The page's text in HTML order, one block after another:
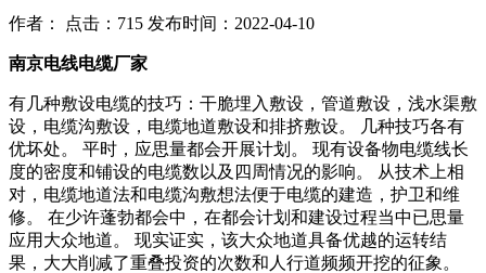
作者： 点击：715 发布时间：2022-04-10
南京电线电缆厂家
有几种敷设电缆的技巧：干脆埋入敷设，管道敷设，浅水渠敷
设，电缆沟敷设，电缆地道敷设和排挤敷设。 几种技巧各有
优坏处。 平时，应思量都会开展计划。 现有设备物电缆线长
度的密度和铺设的电缆数以及四周情况的影响。 从技术上相
对，电缆地道法和电缆沟敷想法便于电缆的建造，护卫和维
修。 在少许蓬勃都会中，在都会计划和建设过程当中已思量
应用大众地道。 现实证实，该大众地道具备优越的运转结
果，大大削减了重叠投资的次数和人行道频频开挖的征象。